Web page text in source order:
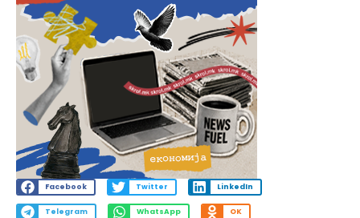
Facebook Twitter LinkedIn
Telegram WhatsApp OK